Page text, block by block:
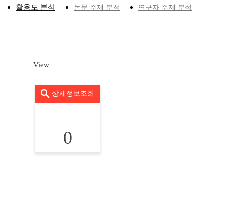
활용도 분석 논문 주제 분석 연구자 주제 분석
View
상세정보조회
0